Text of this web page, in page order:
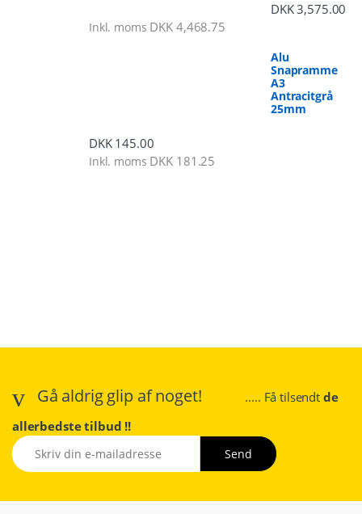
DKK3,575.00
Inkl. moms DKK 4,468.75
Alu
Snapramme
A3
Antracitgrå
25mm
DKK145.00
Inkl. moms DKK 181.25
Gå aldrig glip af noget! ..... Få tilsendt de
allerbedste tilbud !!